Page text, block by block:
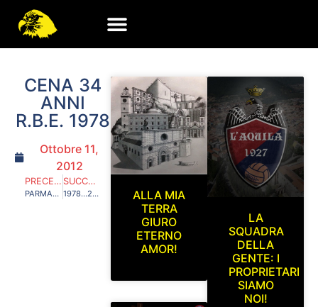
CENA 34
ANNI
R.B.E. 1978
Ottobre 11,
2012
PRECEDENTE
PARMA-SAMPDORIA TRASFERTA LIBERA!
SUCCESSIVO
1978…2012… 34 ANNI DI STORIA!
ALLA MIA
TERRA
GIURO
ETERNO
AMOR!
LA
SQUADRA
DELLA
GENTE: I
PROPRIETARI
SIAMO
NOI!